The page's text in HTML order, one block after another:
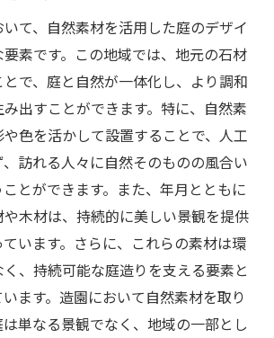
て、自然素材を活用した庭のデザイ
素です。この地域では、地元の石材
で、庭と自然が一体化し、より調和
出すことができます。特に、自然素
色を活かして設置することで、人工
訪れる人々に自然そのものの風合い
とができます。また、年月とともに
木材は、持続的に美しい景観を提供
います。さらに、これらの素材は環
、持続可能な庭造りを支える要素と
ます。造園において自然素材を取り
単なる景観でなく、地域の一部とし